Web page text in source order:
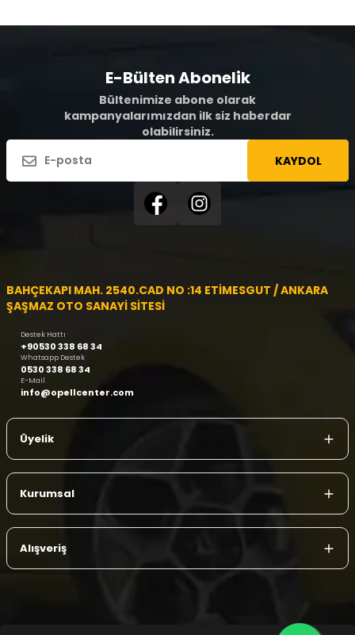
E-Bülten Abonelik
Bültenimize abone olarak
kampanyalarımızdan ilk siz haberdar
olabilirsiniz.
KAYDOL
BAHÇEKAPI MAH. 2540.CAD NO :14 ETİMESGUT / ANKARA
ŞAŞMAZ OTO SANAYİ SİTESİ
Destek Hattı
+90530 338 68 34
Whatsapp Destek
0530 338 68 34
E-Mail
info@opellcenter.com
Üyelik
Kurumsal
Alışveriş